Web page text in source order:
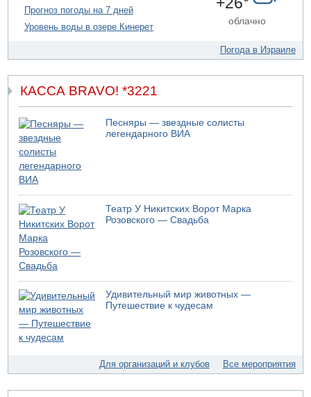
Дахан
07.08.2026 17:55
коррупционных отношениях с Йоавом Элиаси
Прогноз погоды на 7 дней
Уровень воды в озере Кинерет
облачно
Погода в Израиле
КАССА BRAVO! *3221
Песняры — звездные солисты
легендарного ВИА
Театр У Никитских Ворот Марка
Розовского — Свадьба
Удивительный мир животных —
Путешествие к чудесам
Для организаций и клубов Все мероприятия